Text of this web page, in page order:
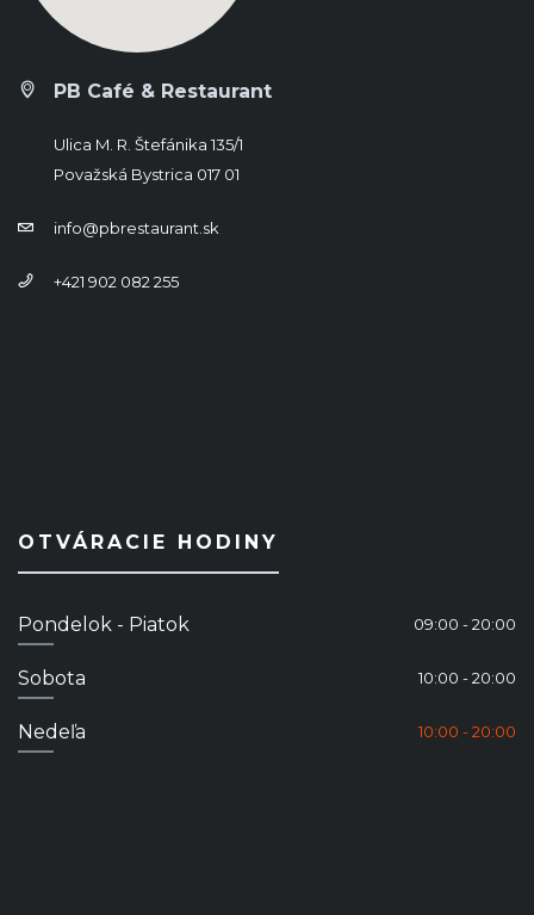
PB Café & Restaurant
Ulica M. R. Štefánika 135/1
Považská Bystrica 017 01
info@pbrestaurant.sk
+421 902 082 255
OTVÁRACIE HODINY
Pondelok - Piatok 09:00 - 20:00
Sobota 10:00 - 20:00
Nedeľa 10:00 - 20:00